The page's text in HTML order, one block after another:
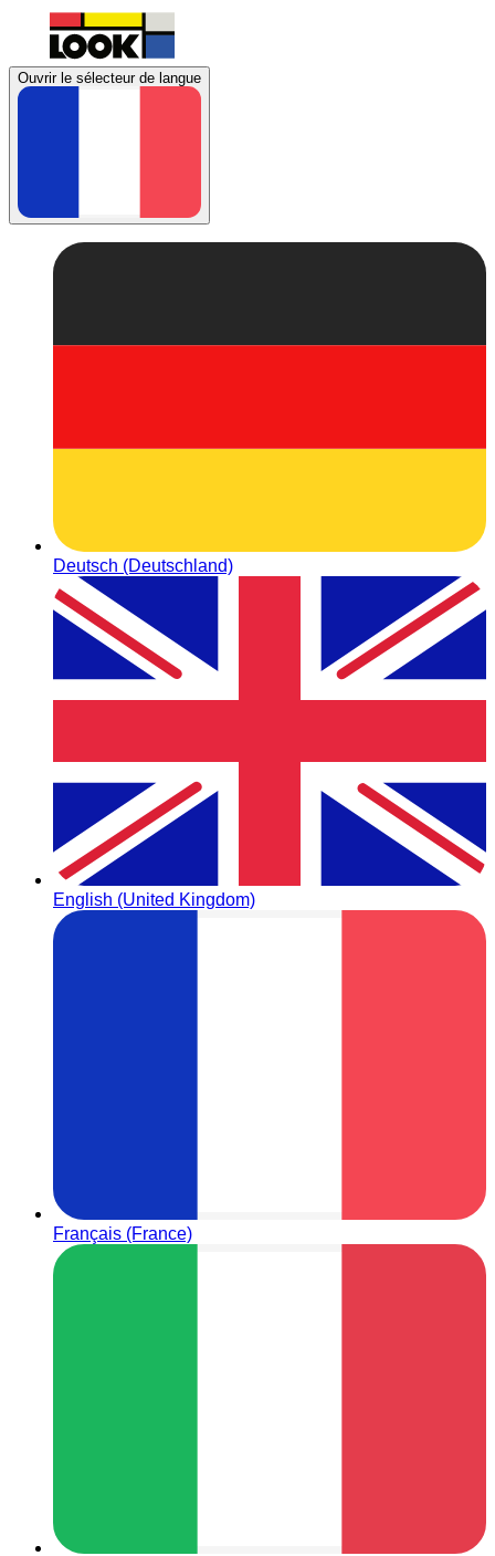
Ouvrir le sélecteur de langue
Deutsch (Deutschland)
English (United Kingdom)
Français (France)